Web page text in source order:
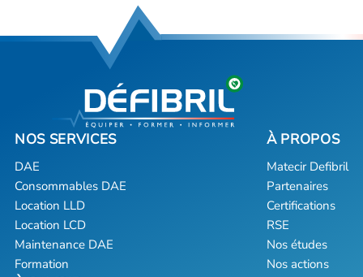
DAE
Consommables DAE
Location LLD
Location LCD
Maintenance DAE
Formation
Matecir Defibril
Partenaires
Certifications
RSE
Nos études
Nos actions